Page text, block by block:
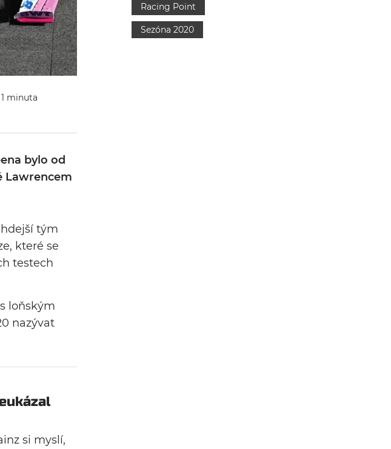
minuta
bylo od
Lawrencem
tým
které se
testech
loňským
nazývat
si myslí,
Racing Point
Sezóna 2020